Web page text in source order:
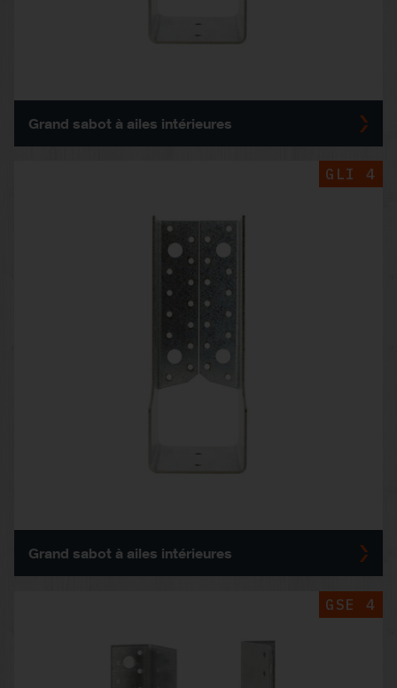
Grand sabot à ailes intérieures
GLI 4
Grand sabot à ailes intérieures
GSE 4